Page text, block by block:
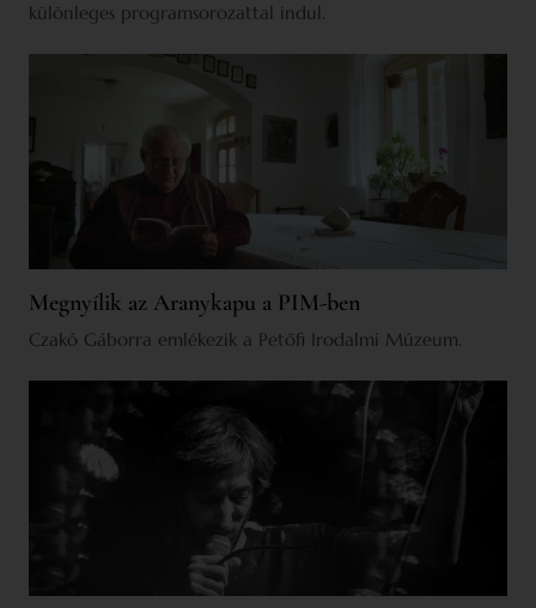
különleges programsorozattal indul.
Megnyílik az Aranykapu a PIM-ben
Czakó Gáborra emlékezik a Petőfi Irodalmi Múzeum.